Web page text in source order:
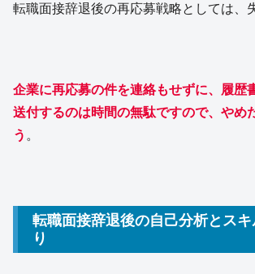
転職面接辞退後の再応募戦略としては、
企業に再応募の件を連絡もせずに、履歴
送付するのは時間の無駄ですので、やめ
う 。
転職面接辞退後の自己分析とス
り